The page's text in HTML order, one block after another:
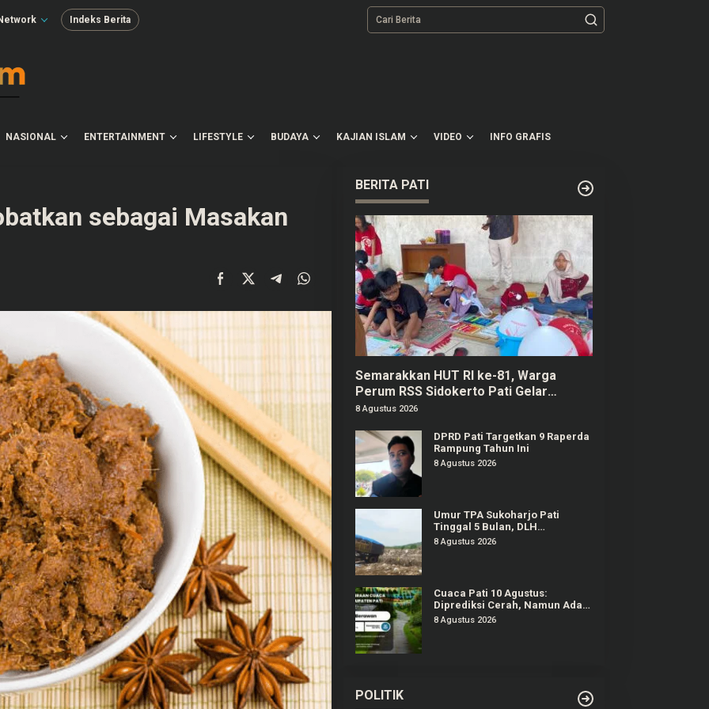
Indeks Berita
NASIONAL ENTERTAINMENT LIFESTYLE BUDAYA KAJIAN ISLAM VIDEO INFO GRAFIS
sebagai Masakan
BERITA PATI
Semarakkan HUT RI ke-81, Warga
Perum RSS Sidokerto Pati Gelar
Berbagai Lomba
8 Agustus 2026
DPRD Pati Targetkan 9 Raperda
Rampung Tahun Ini
8 Agustus 2026
Umur TPA Sukoharjo Pati
Tinggal 5 Bulan, DLH
Berencana Perpanjang Satu-
8 Agustus 2026
Cuaca Pati 10 Agustus:
Diprediksi Cerah, Namun Ada
Potensi Gelombang Tinggi di
8 Agustus 2026
POLITIK